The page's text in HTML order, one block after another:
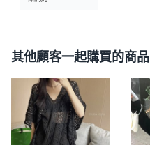
其他顧客一起購買的商品